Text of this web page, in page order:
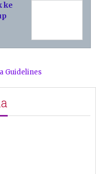
ke
Guidelines